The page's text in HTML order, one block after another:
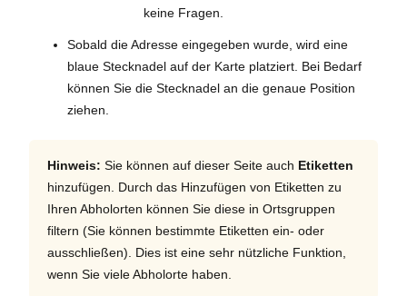
keine Fragen.
Sobald die Adresse eingegeben wurde, wird eine
blaue Stecknadel auf der Karte platziert. Bei Bedarf
können Sie die Stecknadel an die genaue Position
ziehen.
Hinweis: Sie können auf dieser Seite auch Etiketten
hinzufügen. Durch das Hinzufügen von Etiketten zu
Ihren Abholorten können Sie diese in Ortsgruppen
filtern (Sie können bestimmte Etiketten ein- oder
ausschließen). Dies ist eine sehr nützliche Funktion,
wenn Sie viele Abholorte haben.